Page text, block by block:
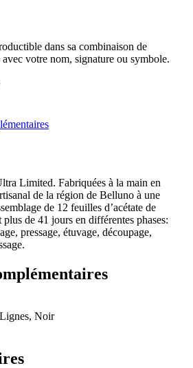
dans sa combinaison de
votre nom, signature ou symbole.
Limited. Fabriquées à la main en
de la région de Belluno à une
de 12 feuilles d’acétate de
de 41 jours en différentes phases:
pressage, étuvage, découpage,
Noir